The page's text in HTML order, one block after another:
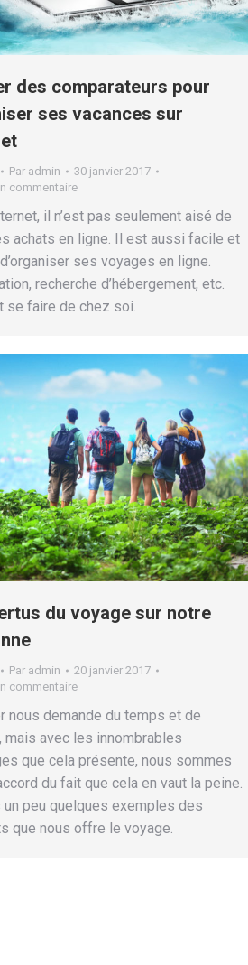
des comparateurs pour
ses vacances sur
Par admin
30 janvier 2017
commentaire
il n’est pas seulement aisé de
achats en ligne. Il est aussi facile et
ses voyages en ligne.
recherche d’hébergement, etc.
se faire de chez soi.
du voyage sur notre
Par admin
20 janvier 2017
commentaire
nous demande du temps et de
mais avec les innombrables
que cela présente, nous sommes
du fait que cela en vaut la peine.
un peu quelques exemples des
que nous offre le voyage.